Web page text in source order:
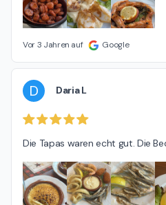
Vor 3 Jahren auf Google
D Daria L
Die Tapas waren echt gut. Die